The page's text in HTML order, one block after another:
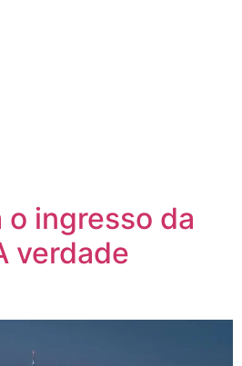
o ingresso da
verdade